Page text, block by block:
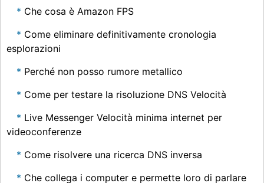
Che cosa è Amazon FPS
Come eliminare definitivamente cronologia
esplorazioni
Perché non posso rumore metallico
Come per testare la risoluzione DNS Velocità
Live Messenger Velocità minima internet per
videoconferenze
Come risolvere una ricerca DNS inversa
Che collega i computer e permette loro di parlare